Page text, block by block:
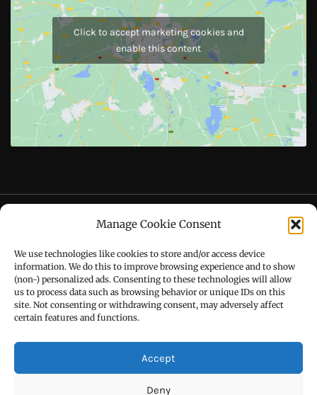
Manage Cookie Consent
We use technologies like cookies to store and/or access device
information. We do this to improve browsing experience and to show
(non-) personalized ads. Consenting to these technologies will allow
us to process data such as browsing behavior or unique IDs on this
site. Not consenting or withdrawing consent, may adversely affect
certain features and functions.
Accept
Deny
Like Us On
Follow Us On
Call : +91-94172-62777
Email : udaydarpannews@gmail.com